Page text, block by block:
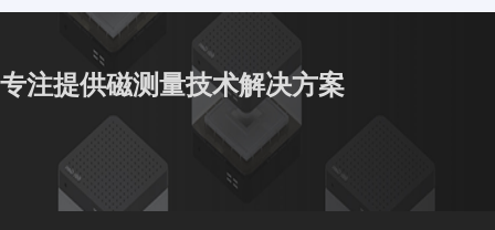
专注提供磁测量技术解决方案